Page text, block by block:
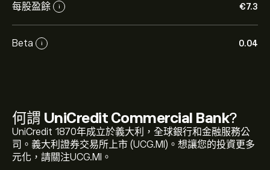
每股盈餘 i ‎€‎7.3
Beta i 0.04
何謂 UniCredit Commercial Bank?
UniCredit 1870年成立於義大利，全球銀行和金融服務公
司。義大利證券交易所上市 (UCG.MI)。想讓您的投資更多
元化，請關注UCG.MI。
UCG.MI 現價為‎€‎84.470。